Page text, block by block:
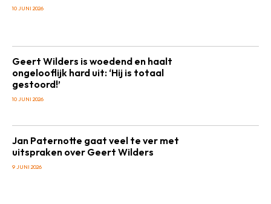
10 JUNI 2026
Geert Wilders is woedend en haalt
ongelooflijk hard uit: ‘Hij is totaal
gestoord!’
10 JUNI 2026
Jan Paternotte gaat veel te ver met
uitspraken over Geert Wilders
9 JUNI 2026